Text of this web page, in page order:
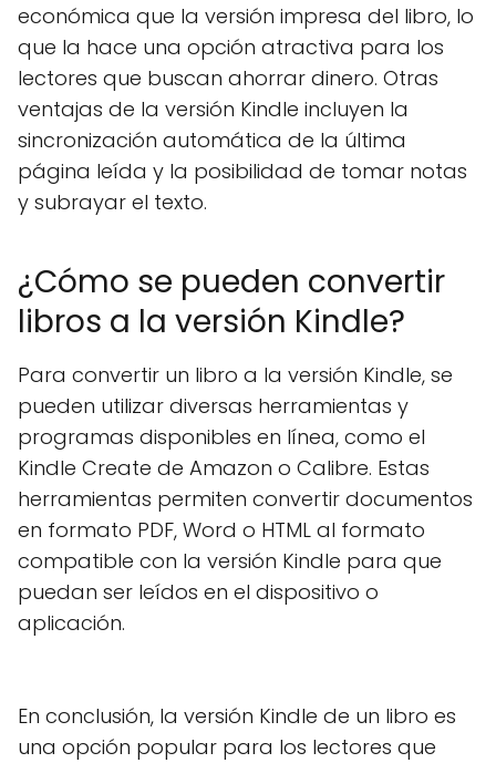
económica que la versión impresa del libro, lo
que la hace una opción atractiva para los
lectores que buscan ahorrar dinero. Otras
ventajas de la versión Kindle incluyen la
sincronización automática de la última
página leída y la posibilidad de tomar notas
y subrayar el texto.
¿Cómo se pueden convertir
libros a la versión Kindle?
Para convertir un libro a la versión Kindle, se
pueden utilizar diversas herramientas y
programas disponibles en línea, como el
Kindle Create de Amazon o Calibre. Estas
herramientas permiten convertir documentos
en formato PDF, Word o HTML al formato
compatible con la versión Kindle para que
puedan ser leídos en el dispositivo o
aplicación.
En conclusión, la versión Kindle de un libro es
una opción popular para los lectores que